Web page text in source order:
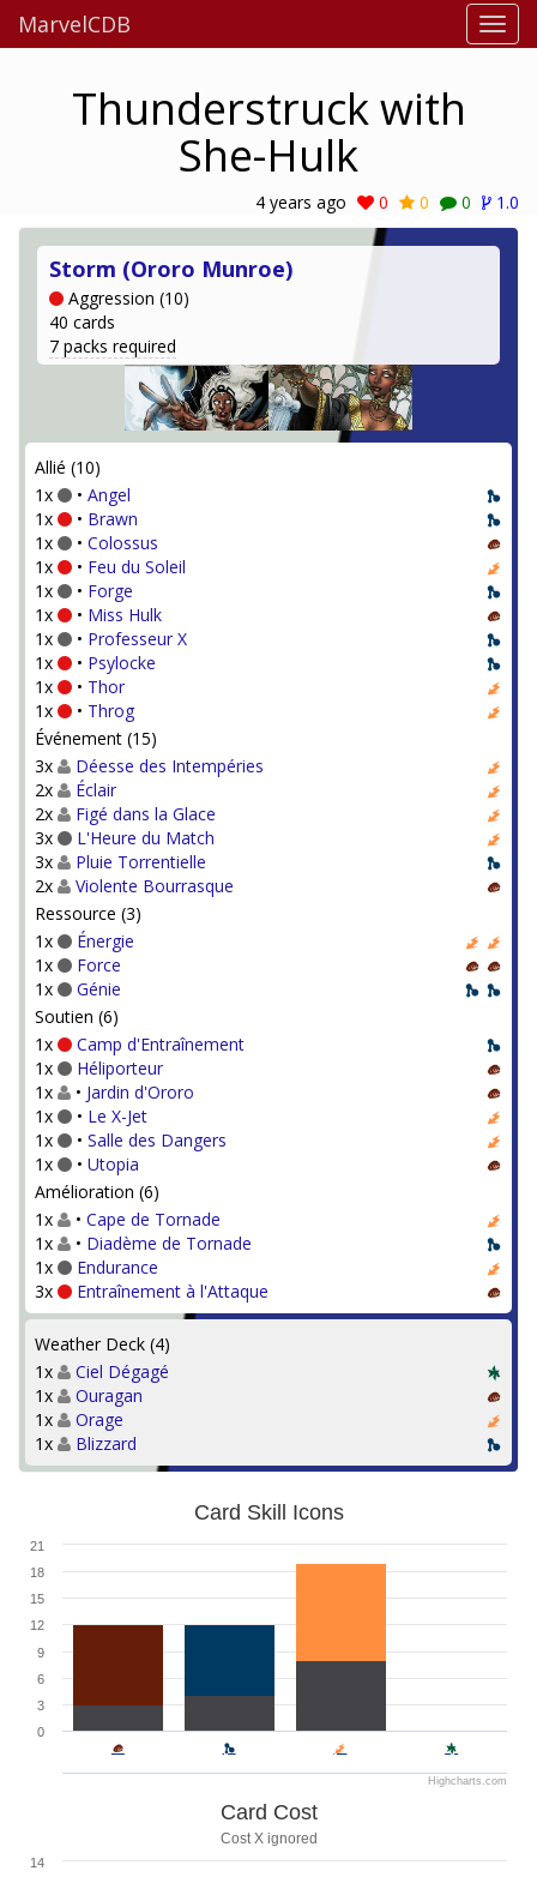
MarvelCDB
Thunderstruck with
She-Hulk
4 years ago 0 0 0 1.0
Storm (Ororo Munroe)
Aggression (10)
40 cards
7 packs required
Allié (10)
1x
• Angel
1x
• Brawn
1x
• Colossus
1x
• Feu du Soleil
1x
• Forge
1x
• Miss Hulk
1x
• Professeur X
1x
• Psylocke
1x
• Thor
1x
• Throg
Événement (15)
3x
Déesse des Intempéries
2x
Éclair
2x
Figé dans la Glace
3x
L'Heure du Match
3x
Pluie Torrentielle
2x
Violente Bourrasque
Ressource (3)
1x
Énergie
1x
Force
1x
Génie
Soutien (6)
1x
Camp d'Entraînement
1x
Héliporteur
1x
• Jardin d'Ororo
1x
• Le X-Jet
1x
• Salle des Dangers
1x
• Utopia
Amélioration (6)
1x
• Cape de Tornade
1x
• Diadème de Tornade
1x
Endurance
3x
Entraînement à l'Attaque
Weather Deck (4)
1x
Ciel Dégagé
1x
Ouragan
1x
Orage
1x
Blizzard
Card Skill Icons
0
3
6
9
12
15
18
21
Highcharts.com
Card Cost
Cost X ignored
14